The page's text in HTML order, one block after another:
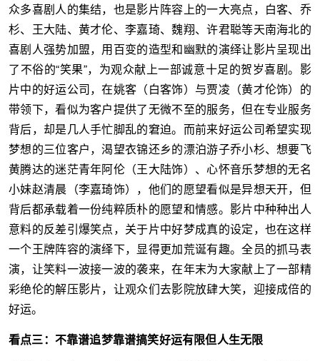
众多喜剧人的集结，也是影片阵容上的一大亮点，白客、乔
杉、王大陆、黄才伦、李嘉琦、魏翔、许君聪等天南海北的
喜剧人强势加盟，用百变的造型和幽默的演绎让影片呈现出
了不俗的“笑果”，为观众献上一部诚意十足的贺岁喜剧。影
片中的好运公司，在姚客（白客饰）与贾凌（黄才伦饰）的
带领下，看似为客户提供了无微不至的服务，但在专业服务
背后，却是几人手忙脚乱的窘迫。而前来好运公司希望实现
梦想的三位客户，渴望衣锦还乡的漂泊游子乔小杉、想要飞
黄腾达的迷茫青年阿伦（王大陆饰）、心怀音乐梦想的无名
小妹赵清晨（李嘉琦饰），他们的愿望看似是异想天开，但
背后都承载着一份纯粹质朴的愿望和情感。影片中种种出人
意料的反差引爆笑点，关于片中好梦成真的设定，也在这样
一个王牌阵容的演绎下，显得更加荒诞有趣。全员的抓马表
演，让笑料一波接一波的袭来，在年末为大家献上了一部精
彩绝伦的解压影片，让观众们去影院放肆大笑，迎接成倍的
好运。
看点三：不靠谱追梦靠谱搞笑好运有限但人生无限